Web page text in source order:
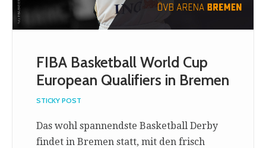
FIBA Basketball World Cup
European Qualifiers in Bremen
STICKY POST
Das wohl spannendste Basketball Derby
findet in Bremen statt, mit den frisch